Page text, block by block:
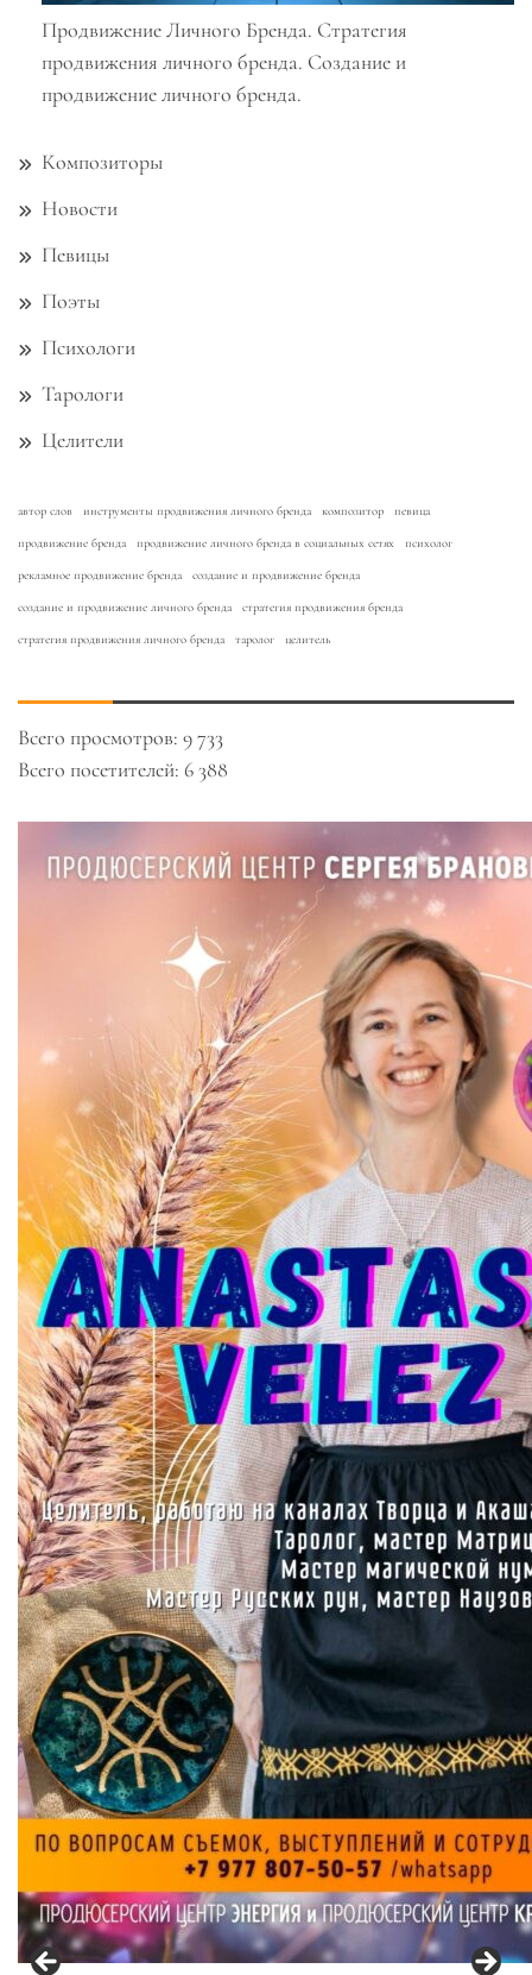
Продвижение Личного Бренда. Стратегия
продвижения личного бренда. Создание и
продвижение личного бренда.
Композиторы
Новости
Певицы
Поэты
Психологи
Тарологи
Целители
автор слов инструменты продвижения личного бренда композитор певица
продвижение бренда продвижение личного бренда в социальных сетях психолог
рекламное продвижение бренда создание и продвижение бренда
создание и продвижение личного бренда стратегия продвижения бренда
стратегия продвижения личного бренда таролог целитель
Всего просмотров: 9 733
Всего посетителей: 6 388